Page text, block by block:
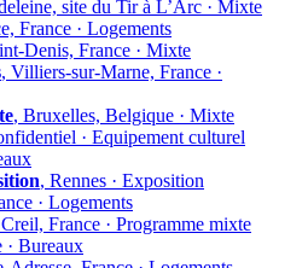
site du Tir à L’Arc · Mixte
France · Logements
Denis, France · Mixte
, Villiers-sur-Marne, France ·
, Bruxelles, Belgique · Mixte
· Equipement culturel
, Rennes · Exposition
· Logements
France · Programme mixte
· Bureaux